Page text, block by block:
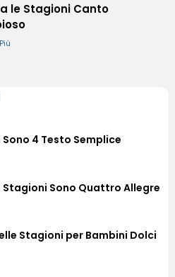
le Stagioni Canto
4 Testo Semplice
Stagioni Sono Quattro Allegre
Stagioni per Bambini Dolci